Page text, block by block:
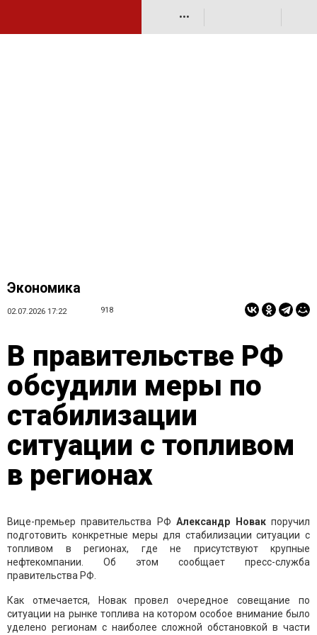
•••
Экономика
02.07.2026 17:22 918
В правительстве РФ
обсудили меры по
стабилизации
ситуации с топливом
в регионах
Вице-премьер правительства РФАлександр Новакпоручил
подготовить конкретные меры для стабилизации ситуации с
топливом в регионах, где не присутствуют крупные
нефтекомпании. Об этом сообщает пресс-служба
правительства РФ.
Как отмечается, Новак провел очередное совещание по
ситуации на рынке топлива на котором особое внимание было
уделено регионам с наиболее сложной обстановкой в части